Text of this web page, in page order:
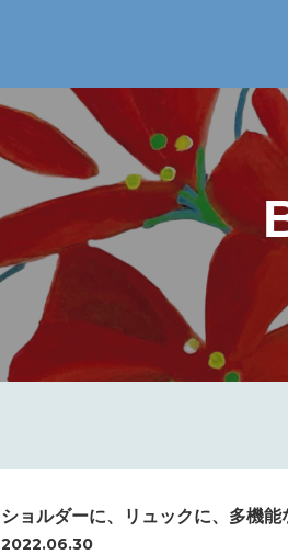
ショルダーに、リュックに、多機
2022.06.30